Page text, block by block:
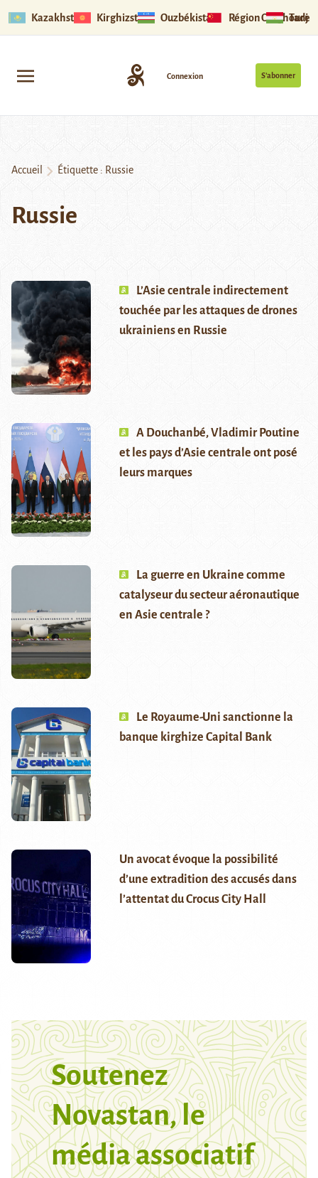
Kazakhstan Kirghizstan Ouzbékistan Région Ouïghoure
S’abonner
Connexion
Accueil Étiquette : Russie
Russie
L’Asie centrale indirectement
touchée par les attaques de drones
ukrainiens en Russie
A Douchanbé, Vladimir Poutine
et les pays d’Asie centrale ont posé
leurs marques
La guerre en Ukraine comme
catalyseur du secteur aéronautique
en Asie centrale ?
Le Royaume-Uni sanctionne la
banque kirghize Capital Bank
Un avocat évoque la possibilité
d’une extradition des accusés dans
l’attentat du Crocus City Hall
Soutenez
Novastan, le
média associatif